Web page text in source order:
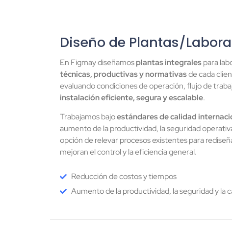
Diseño de Plantas/
En Figmay diseñamosplantas integralespara
técnicas, productivas y normativasde cada
evaluando condiciones de operación, flujo de
instalación eficiente, segura y escalable.
Trabajamos bajoestándares de calidad
aumento de la productividad, la seguridad
opción de relevar procesos existentes para
mejoran el control y la eficiencia general.
Reducción de costos y tiempos
Aumento de la productividad, la seguridad y la